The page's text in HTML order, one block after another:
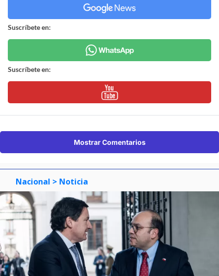
Suscríbete en:
Suscríbete en:
Mostrar Comentarios
Nacional > Noticia